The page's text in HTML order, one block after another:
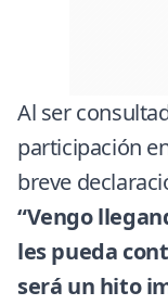
Al ser
participación
breve
“Vengo
les pueda
será un hito